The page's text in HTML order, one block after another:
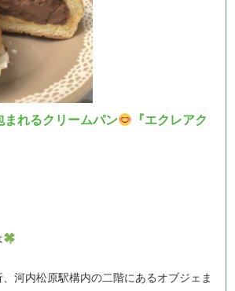
まれるクリームパン
『エクレアク
河内松原駅構内の二階にあるオブジェま